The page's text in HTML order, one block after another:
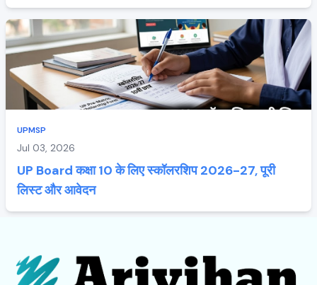
UPMSP
Jul 03, 2026
UP Board कक्षा 10 के लिए स्कॉलरशिप 2026-27, पूरी
लिस्ट और आवेदन